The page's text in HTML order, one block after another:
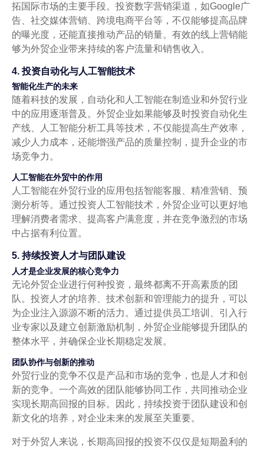
拓国际市场的主要手段。投资数字营销渠道，如Google广
告、社交媒体营销、跨境电商平台等，不仅能够提高品牌
的曝光度，还能直接推动产品的销量。有效的线上营销能
够为外贸企业带来持续的客户流量和销售收入。
4. 投资自动化与人工智能技术
智能化生产的未来
随着科技的发展，自动化和人工智能在制造业和外贸行业
中的应用逐渐普及。外贸企业如果能够及时投资自动化生
产线、人工智能分析工具等技术，不仅能提高生产效率，
减少人力成本，还能增强产品的质量控制，提升企业的市
场竞争力。
人工智能在外贸中的作用
人工智能在外贸行业的应用包括智能客服、精准营销、预
测分析等。通过投资人工智能技术，外贸企业可以更好地
理解消费者需求、提高客户满意度，并在竞争激烈的市场
中占据有利位置。
5. 持续投资人才与团队建设
人才是企业发展的核心竞争力
无论外贸企业进行何种投资，最终都离不开高素质的团
队。投资人才的培养、技术创新和管理能力的提升，可以
为企业注入源源不断的活力。通过提供员工培训、引入行
业专家以及建立创新激励机制，外贸企业能够提升团队的
整体水平，并确保企业长期稳定发展。
团队协作与创新的推动
外贸行业的竞争不仅是产品和市场的竞争，也是人才和创
新的竞争。一个高效的团队能够协同工作，共同推动企业
实现长期高回报的目标。因此，持续投资于团队建设和创
新文化的培养，对企业未来的发展至关重要。
对于外贸人来说，长期高回报的投资不仅仅是短期盈利的